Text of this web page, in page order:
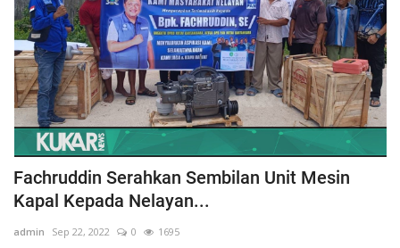
Fachruddin Serahkan Sembilan Unit Mesin
Kapal Kepada Nelayan...
admin Sep 22, 2022 0 1695